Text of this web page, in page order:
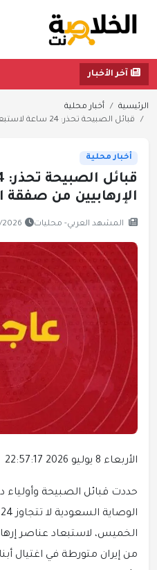
آخر الأخبار
الرئيسية
أخبار محلية
قبائل الصبيحة تحذر: 24 ساعة لاستبعاد الإرهابيين من...
أخبار محلية
الإرهابيين من صفقة
المشهد العربي- محليات 22:58
الأربعاء 8 يوليو 2026 22:57:17
حددت قبائل الصبيحة
الخميس، لاستبعاد عناصر
من إيران متورطة في اغتيال